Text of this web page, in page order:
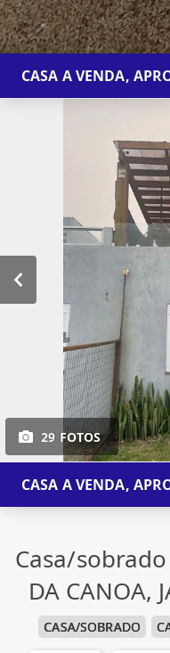
CASA A VENDA,
29 FOTOS
CASA A VENDA,
Casa/
DA CANOA,
CASA/SOBRADO